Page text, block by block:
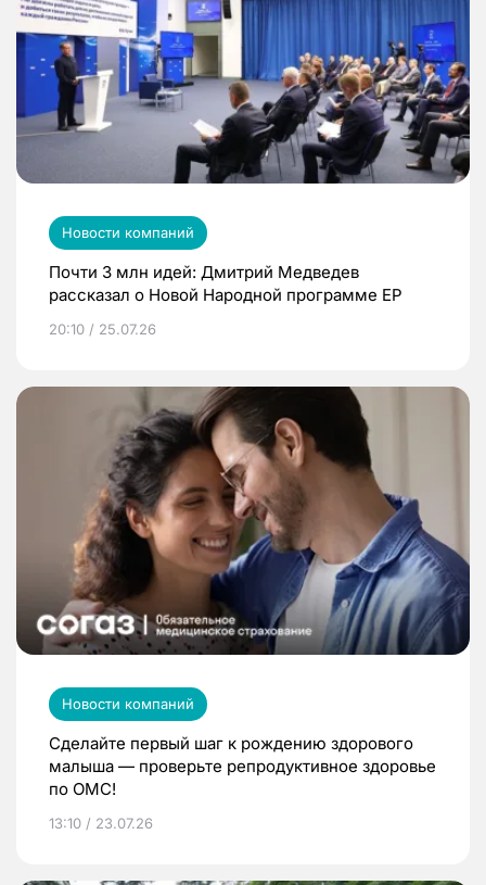
Новости компаний
Почти 3 млн идей: Дмитрий Медведев
рассказал о Новой Народной программе ЕР
20:10 / 25.07.26
Новости компаний
Сделайте первый шаг к рождению здорового
малыша — проверьте репродуктивное здоровье
по ОМС!
13:10 / 23.07.26